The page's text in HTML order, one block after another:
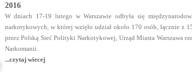
2016
W dniach 17-19 lutego w Warszawie odbyła się
narkotykowych, w której wzięło udział około 170 osób, łącznie z
przez Polską Sieć Polityki Narkotykowej, Urząd Miasta Warszawa
Narkomanii.
...czytaj wiecej